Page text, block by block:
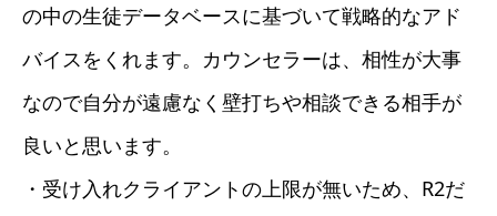
の中の生徒データベースに基づいて戦略的なアド
バイスをくれます。カウンセラーは、相性が大事
なので自分が遠慮なく壁打ちや相談できる相手が
良いと思います。
・受け入れクライアントの上限が無いため、R2だ